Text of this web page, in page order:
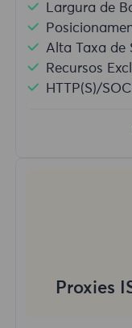
Largura de
Alta Taxa de
Recursos
HTTP(S)/
Proxies